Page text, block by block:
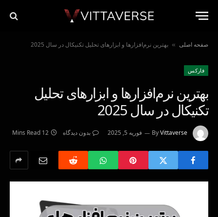
صفحه اصلی » بهترین نرم‌افزارها و ابزارهای تحلیل تکنیکال در سال 2025
فاركس
بهترین نرم‌افزارها و ابزارهای تحلیل
تکنیکال در سال 2025
ByVittaverse فوریه 5, 2025 بدون دیدگاه 12 Mins Read